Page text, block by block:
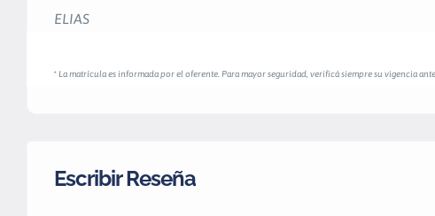
ELIAS
* La matrícula es informada por el oferente. Para mayor seguridad, verificá siempre su vigencia
Escribir Reseña